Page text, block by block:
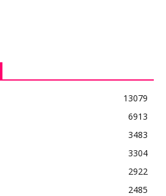
13079
6913
3483
3304
2922
2485